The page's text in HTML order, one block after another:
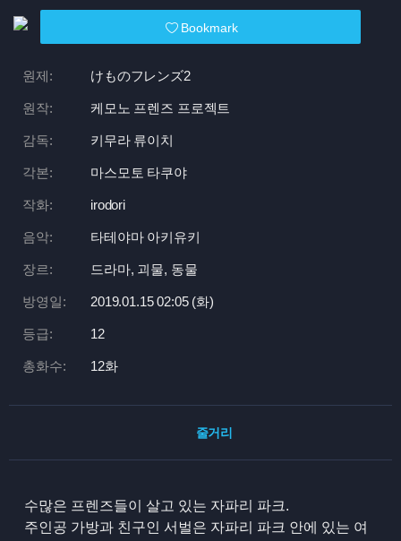
Bookmark
원제: けものフレンズ2
원작: 케모노 프렌즈 프로젝트
감독: 키무라 류이치
각본: 마스모토 타쿠야
작화: irodori
음악: 타테야마 아키유키
장르: 드라마, 괴물, 동물
방영일: 2019.01.15 02:05 (화)
등급: 12
총화수: 12화
줄거리
수많은 프렌즈들이 살고 있는 자파리 파크.
주인공 가방과 친구인 서벌은 자파리 파크 안에 있는 여